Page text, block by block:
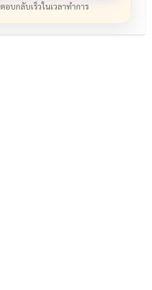
ตอบกลับเร็วในเวลาทำการ